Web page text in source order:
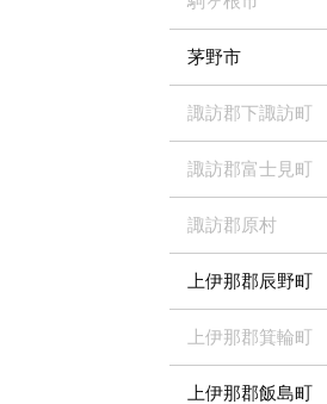
茅野市
諏訪郡下諏訪町
諏訪郡富士見町
諏訪郡原村
上伊那郡辰野町
上伊那郡箕輪町
上伊那郡飯島町